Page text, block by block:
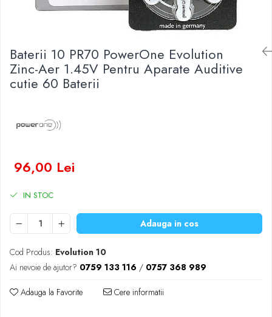
Lanterne
Lampi
Kit-uri vlogging
Prelungitoare
Ventilatoare
Cablu coaxial
Periferice PC
Accesorii auto
Redresoare
Roboti pornire
Carcase protectie NOCO BOOST
Baterii Zinc-Aer
Baterii 10 PR70 PowerOne Evolution
Zinc-Aer 1.45V Pentru Aparate Auditive
cutie 60 Baterii
96,00 Lei
IN STOC
Adauga in cos
Cod Produs: Evolution 10
Ai nevoie de ajutor? 0759 133 116 / 0757 368 989
Adauga la Favorite Cere informatii